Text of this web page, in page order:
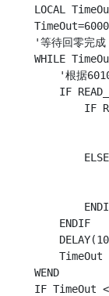
LOCAL TimeOut 	'超时时间
'等待回零完成
WHILE
'根据6010h的
IF
IF
PRINT "回
ELSE
PRINT "回
ENDIF
TimeOut =
WEND
IF TimeOut